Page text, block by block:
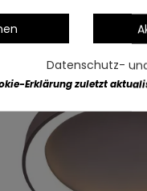
Datenschutz-
Erklärung zuletzt